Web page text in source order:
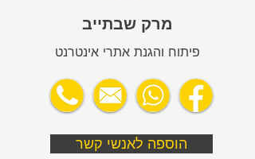
מרק שבתייב
פיתוח והגנת אתרי אינטרנט
הוספה לאנשי קשר